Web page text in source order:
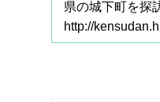
県の城下町を探
http://